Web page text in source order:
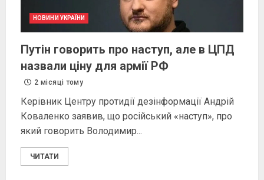
НОВИНИ УКРАЇНИ
Путін говорить про наступ, але в ЦПД
назвали ціну для армії РФ
2 місяці тому
Керівник Центру протидії дезінформації Андрій
Коваленко заявив, що російський «наступ», про
який говорить Володимир...
ЧИТАТИ